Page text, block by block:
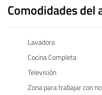
Comodidades del
Lavadora
Cocina Completa
Televisión
Zona para trabajar con